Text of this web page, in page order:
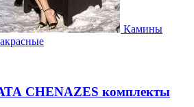
Камины
CHENAZES комплекты